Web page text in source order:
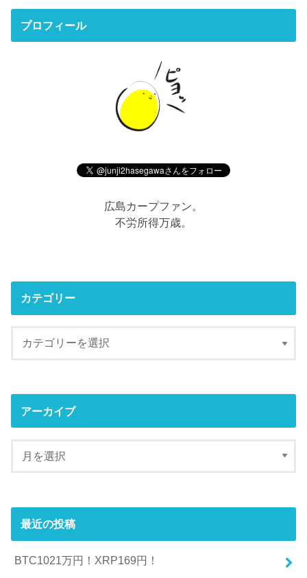
プロフィール
広島カープファン。
不労所得万歳。
カテゴリー
アーカイブ
最近の投稿
BTC1021万円！XRP169円！